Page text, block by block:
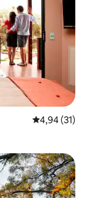
Średnia
4,94 (31)